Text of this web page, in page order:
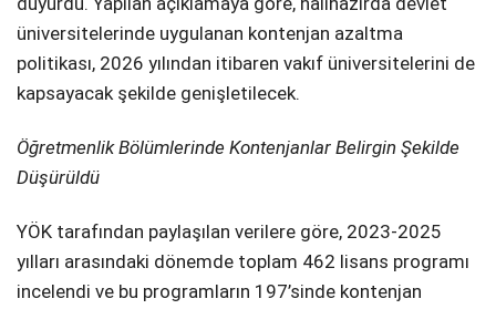
üniversitelerinde uygulanan kontenjan azaltma
politikası, 2026 yılından itibaren vakıf üniversitelerini de
kapsayacak şekilde genişletilecek.
Öğretmenlik Bölümlerinde Kontenjanlar Belirgin Şekilde
Düşürüldü
YÖK tarafından paylaşılan verilere göre, 2023-2025
yılları arasındaki dönemde toplam 462 lisans programı
incelendi ve bu programların 197’sinde kontenjan